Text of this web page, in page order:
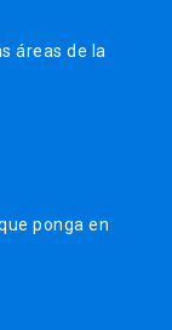
áreas de la
ponga en